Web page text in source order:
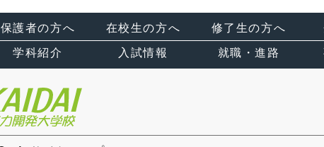
保護者の方へ 在校生の方へ 修了生の方へ
学科紹介 入試情報 就職・進路